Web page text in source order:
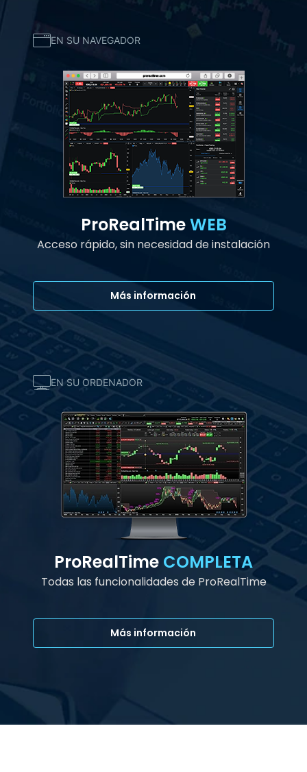
EN SU ORDENADOR
ProRealTime COMPLETA
Todas las funcionalidades de ProRealTime
Más información
EN SU NAVEGADOR
ProRealTimeWEB
Acceso rápido, sin necesidad de instalación
Más información